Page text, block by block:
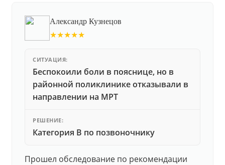
Александр Кузнецов
★★★★★
СИТУАЦИЯ:
Беспокоили боли в пояснице, но в
районной поликлинике отказывали в
направлении на МРТ
РЕШЕНИЕ:
Категория В по позвоночнику
Прошел обследование по рекомендации